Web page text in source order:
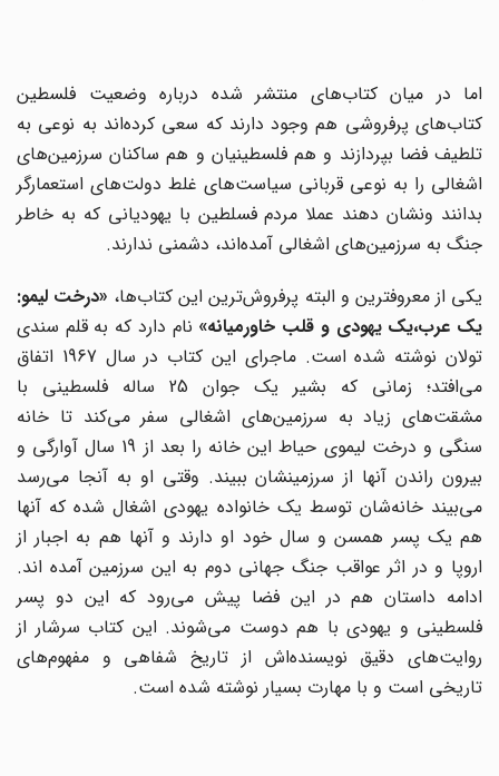
اما در میان کتاب‌های منتشر شده درباره وضعیت فلسطین
کتاب‌های پرفروشی هم وجود دارند که سعی کرده‌اند به نوعی به
تلطیف فضا بپردازند و هم فلسطینیان و هم ساکنان سرزمین‌های
اشغالی را به نوعی قربانی سیاست‌های غلط دولت‌های استعمارگر
بدانند ونشان دهند عملا مردم فسلطین با یهودیانی که به خاطر
جنگ به سرزمین‌های اشغالی آمده‌اند، دشمنی ندارند.
یکی از معروفترین و البته پرفروش‌ترین این کتاب‌ها،«درخت لیمو:
یک عرب،‌یک یهودی و قلب خاورمیانه»نام دارد که به قلم سندی
تولان نوشته شده است. ماجرای این کتاب در سال 1967 اتفاق
می‌افتد؛ زمانی که بشیر یک جوان 25 ساله فلسطینی با
مشقت‌های زیاد به سرزمین‌های اشغالی سفر می‌کند تا خانه
سنگی و درخت لیموی حیاط این خانه را بعد از 19 سال آوارگی و
بیرون راندن آنها از سرزمینشان ببیند. وقتی او به آنجا می‌رسد
می‌بیند خانه‌شان توسط یک خانواده یهودی اشغال شده که آنها
هم یک پسر همسن و سال‌ خود او دارند و آنها هم به اجبار از
اروپا و در اثر عواقب جنگ جهانی دوم به این سرزمین آمده اند.
ادامه داستان هم در این فضا پیش می‌رود که این دو پسر
فلسطینی و یهودی با هم دوست می‌شوند. این کتاب سرشار از
روایت‌های دقیق نویسنده‌اش از تاریخ شفاهی و مفهوم‌های
تاریخی است و با مهارت بسیار نوشته شده است.